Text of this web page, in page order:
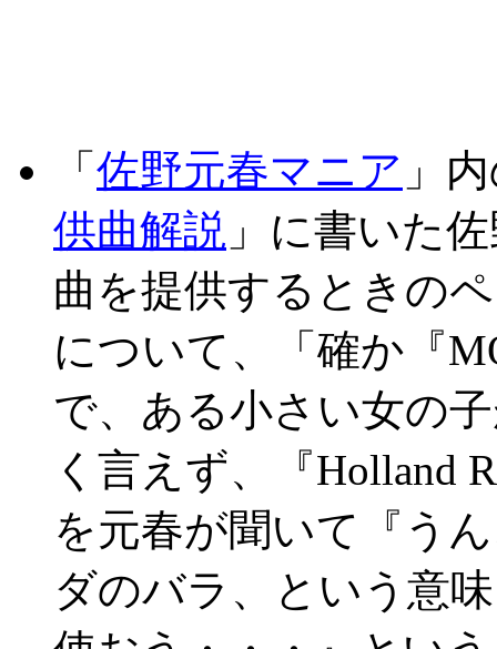
「 佐野元春マニア 」
供曲解説 」に書いた
曲を提供するときの
について、「確か『
で、ある小さい女の
く言えず、『Holland
を元春が聞いて『う
ダのバラ、という意